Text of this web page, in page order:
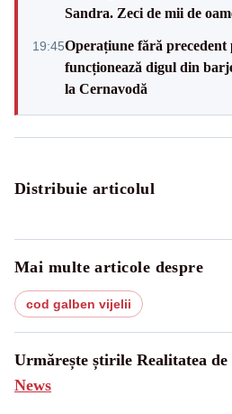
Sandra. Zeci de mii de
19:45Operațiune fără precedent
funcționează digul din
la Cernavodă
Distribuie articolul
Mai multe articole despre
cod galben vijelii
Urmărește știrile Realitatea de
News